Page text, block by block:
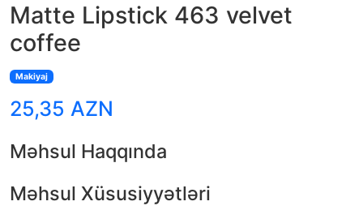
Matte Lipstick 463 velvet
coffee
Makiyaj
25,35 AZN
Məhsul Haqqında
Məhsul Xüsusiyyətləri